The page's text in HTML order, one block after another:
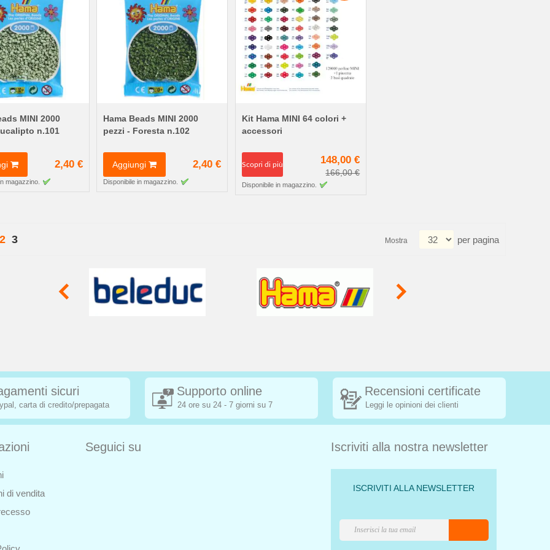
MINI 2000
n.101
2,40 €
magazzino.
Hama Beads MINI 2000
pezzi - Foresta n.102
Aggiungi 2,40 €
Disponibile in magazzino.
Kit Hama MINI 64 colori +
accessori
Scopri di più 148,00 €
166,00 €
Disponibile in magazzino.
Pagina
2 Attualmente stai leggendo la pagina
3 Mostra per pagina
sicuri
carta di credito/prepagata
Supporto online
24 ore su 24 - 7 giorni su 7
Recensioni certificate
Leggi le opinioni dei clienti
di vendita
Seguici su Iscriviti alla nostra newsletter
ISCRIVITI ALLA NEWSLETTER